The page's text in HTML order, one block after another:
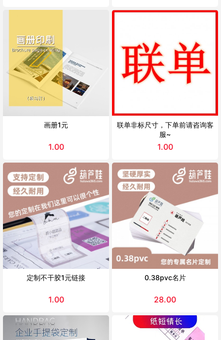
画册1元
1.00
联单非标尺寸，下单前请咨询客
服~
1.00
定制不干胶1元链接
1.00
0.38pvc名片
28.00